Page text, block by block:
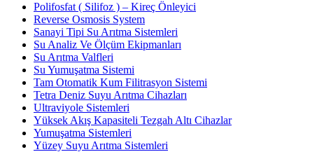
Polifosfat ( Silifoz ) – Kireç Önleyici
Reverse Osmosis System
Sanayi Tipi Su Arıtma Sistemleri
Su Analiz Ve Ölçüm Ekipmanları
Su Arıtma Valfleri
Su Yumuşatma Sistemi
Tam Otomatik Kum Filitrasyon Sistemi
Tetra Deniz Suyu Arıtma Cihazları
Ultraviyole Sistemleri
Yüksek Akış Kapasiteli Tezgah Altı Cihazlar
Yumuşatma Sistemleri
Yüzey Suyu Arıtma Sistemleri